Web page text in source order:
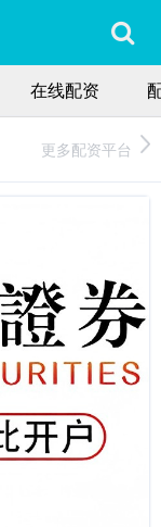
在线配资
更多配资平台